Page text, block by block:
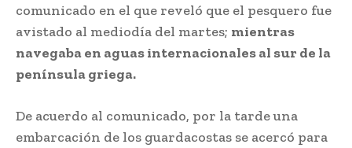
comunicado en el que reveló que el pesquero fue
avistado al mediodía del martes; mientras
navegaba en aguas internacionales al sur de la
península griega.
De acuerdo al comunicado, por la tarde una
embarcación de los guardacostas se acercó para